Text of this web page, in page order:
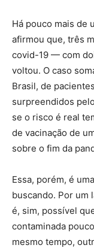
Há pouco mais de
afirmou que, três
covid-19 — com
voltou. O caso
Brasil, de
surpreendidos
se o risco é real
de vacinação de
sobre o fim da
Essa, porém, é
buscando. Por um
é, sim, possível
contaminada
mesmo tempo,